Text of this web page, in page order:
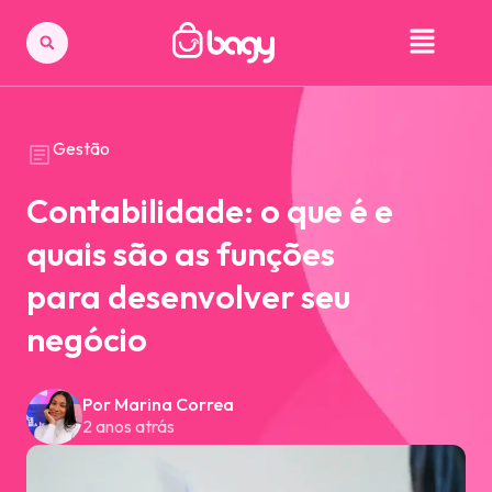
Gestão
Contabilidade: o que é e
quais são as funções
para desenvolver seu
negócio
Por Marina Correa
2 anos atrás